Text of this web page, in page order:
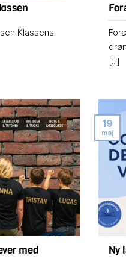
Klassens
[...]
med
Ny
19
maj
undervisning
— og spar tid på